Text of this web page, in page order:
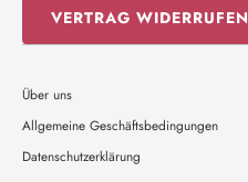
VERTRAG WIDERRUFEN
Über uns
Allgemeine Geschäftsbedingungen
Datenschutzerklärung